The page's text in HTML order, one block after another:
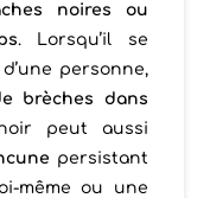
noires ou
. Lorsqu’il se
personne,
brèches dans
peut aussi
persistant
même ou une